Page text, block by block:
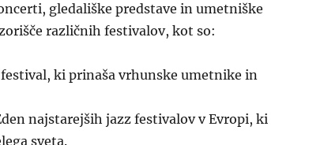
gledališke predstave in umetniške
različnih festivalov, kot so:
ki prinaša vrhunske umetnike in
najstarejših jazz festivalov v Evropi, ki
sveta.